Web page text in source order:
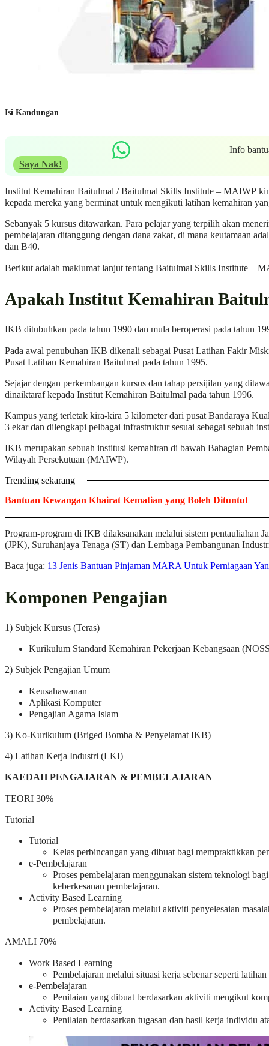
Isi Kandungan
Info
Saya Nak!
Institut Kemahiran Baitulmal / Baitulmal Skills Institute – MAIWP
kepada mereka yang berminat untuk mengikuti latihan kemahiran
Sebanyak 5 kursus ditawarkan. Para pelajar yang terpilih akan
pembelajaran ditanggung dengan dana zakat, di mana keutamaan
dan B40.
Berikut adalah maklumat lanjut tentang Baitulmal Skills Institute –
Apakah Institut Kemahiran
IKB ditubuhkan pada tahun 1990 dan mula beroperasi pada tahun
Pada awal penubuhan IKB dikenali sebagai Pusat Latihan Fakir
Pusat Latihan Kemahiran Baitulmal pada tahun 1995.
Sejajar dengan perkembangan kursus dan tahap persijilan yang
dinaiktaraf kepada Institut Kemahiran Baitulmal pada tahun 1996.
Kampus yang terletak kira-kira 5 kilometer dari pusat Bandaraya
3 ekar dan dilengkapi pelbagai infrastruktur sesuai sebagai sebuah
IKB merupakan sebuah institusi kemahiran di bawah Bahagian
Wilayah Persekutuan (MAIWP).
Trending sekarang
Bantuan Kewangan Khairat Kematian yang Boleh Dituntut
Program-program di IKB dilaksanakan melalui sistem pentauliahan
(JPK), Suruhanjaya Tenaga (ST) dan Lembaga Pembangunan
Baca juga: 13 Jenis Bantuan Pinjaman MARA Untuk Perniagaan
Komponen Pengajian
1) Subjek Kursus (Teras)
Kurikulum Standard Kemahiran Pekerjaan Kebangsaan
2) Subjek Pengajian Umum
Keusahawanan
Aplikasi Komputer
Pengajian Agama Islam
3) Ko-Kurikulum (Briged Bomba & Penyelamat IKB)
4) Latihan Kerja Industri (LKI)
KAEDAH PENGAJARAN & PEMBELAJARAN
TEORI 30%
Tutorial
Tutorial
Kelas perbincangan yang dibuat bagi mempraktikkan
e-Pembelajaran
Proses pembelajaran menggunakan sistem teknologi
keberkesanan pembelajaran.
Activity Based Learning
Proses pembelajaran melalui aktiviti penyelesaian
pembelajaran.
AMALI 70%
Work Based Learning
Pembelajaran melalui situasi kerja sebenar seperti
e-Pembelajaran
Penilaian yang dibuat berdasarkan aktiviti mengikut
Activity Based Learning
Penilaian berdasarkan tugasan dan hasil kerja individu